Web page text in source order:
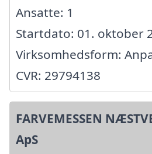
Ansatte: 1
Startdato: 01. oktober
Virksomhedsform:
CVR: 29794138
FARVEMESSEN
ApS